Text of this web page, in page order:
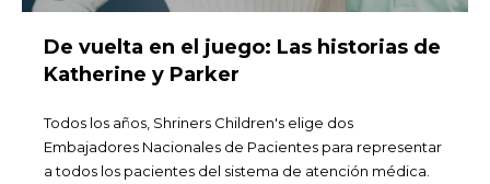
De vuelta en el juego: Las historias de
Katherine y Parker
Todos los años, Shriners Children's elige dos
Embajadores Nacionales de Pacientes para representar
a todos los pacientes del sistema de atención médica.